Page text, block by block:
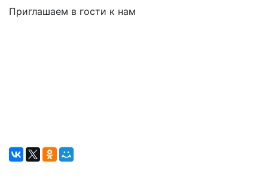
Приглашаем в гости к нам